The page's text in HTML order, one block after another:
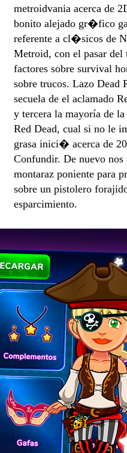
metroidvania acerca de
bonito alejado gr�fico
referente a cl�sicos de
Metroid, con el pasar del
factores sobre survival
sobre trucos. Lazo Dead
secuela de el aclamado
y tercera la mayoría de
Red Dead, cual si no le
grasa inici� acerca de
Confundir. De nuevo
montaraz poniente para
sobre un pistolero
esparcimiento.